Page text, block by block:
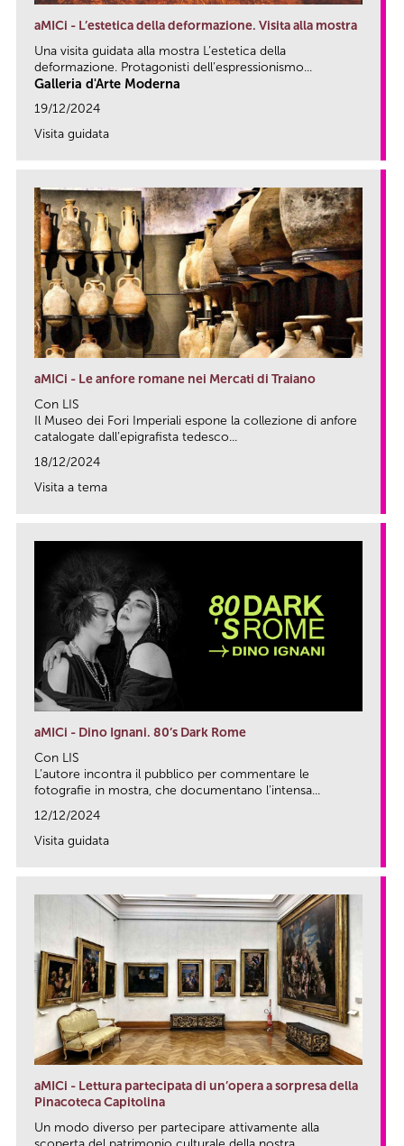
aMICi - L’estetica della deformazione. Visita alla mostra
Una visita guidata alla mostra L’estetica della
deformazione. Protagonisti dell’espressionismo...
Galleria d'Arte Moderna
19/12/2024
Visita guidata
aMICi - Le anfore romane nei Mercati di Traiano
Con LIS
Il Museo dei Fori Imperiali espone la collezione di anfore
catalogate dall’epigrafista tedesco...
18/12/2024
Visita a tema
aMICi - Dino Ignani. 80’s Dark Rome
Con LIS
L’autore incontra il pubblico per commentare le
fotografie in mostra, che documentano l’intensa...
12/12/2024
Visita guidata
aMICi - Lettura partecipata di un’opera a sorpresa della
Pinacoteca Capitolina
Un modo diverso per partecipare attivamente alla